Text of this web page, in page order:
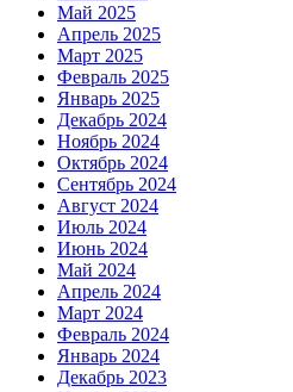
Май 2025
Апрель 2025
Март 2025
Февраль 2025
Январь 2025
Декабрь 2024
Ноябрь 2024
Октябрь 2024
Сентябрь 2024
Август 2024
Июль 2024
Июнь 2024
Май 2024
Апрель 2024
Март 2024
Февраль 2024
Январь 2024
Декабрь 2023